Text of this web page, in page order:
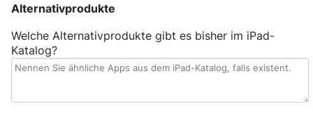
Alternativprodukte
Welche Alternativprodukte gibt es bisher im iPad-
Katalog?